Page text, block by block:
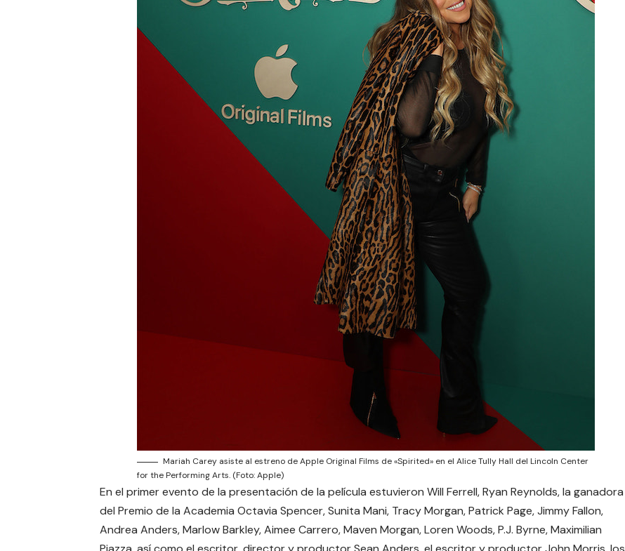
Mariah Carey asiste al estreno de Apple Original Films de «Spirited» en el Alice Tully Hall del Lincoln Center
for the Performing Arts. (Foto: Apple)
En el primer evento de la presentación de la película estuvieron Will Ferrell, Ryan Reynolds, la ganadora
del Premio de la Academia Octavia Spencer, Sunita Mani, Tracy Morgan, Patrick Page, Jimmy Fallon,
Andrea Anders, Marlow Barkley, Aimee Carrero, Maven Morgan, Loren Woods, P.J. Byrne, Maximilian